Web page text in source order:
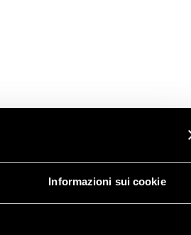
Informazioni sui cookie
impianti mantenendo intatta la storicità
l’installazione degliattuatori Tipo